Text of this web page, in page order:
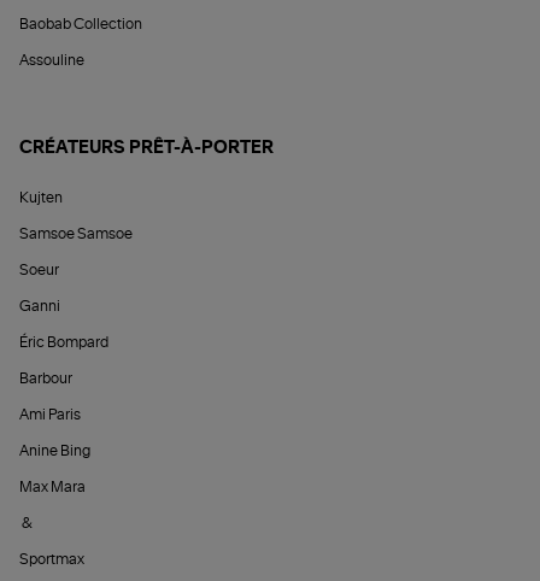
Baobab Collection
Assouline
CRÉATEURS PRÊT-À-PORTER
Kujten
Samsoe Samsoe
Soeur
Ganni
Éric Bompard
Barbour
Ami Paris
Anine Bing
Max Mara
&
Sportmax